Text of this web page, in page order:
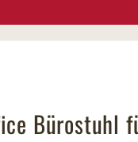
Bürostuhl